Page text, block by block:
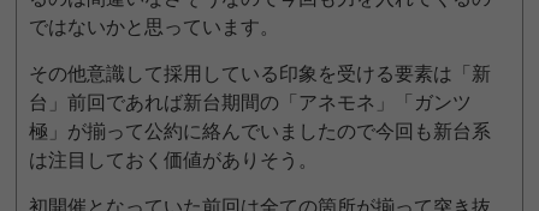
ではないかと思っています。
その他意識して採用している印象を受ける要素は「新
台」前回であれば新台期間の「アネモネ」「ガンツ
極」が揃って公約に絡んでいましたので今回も新台系
は注目しておく価値がありそう。